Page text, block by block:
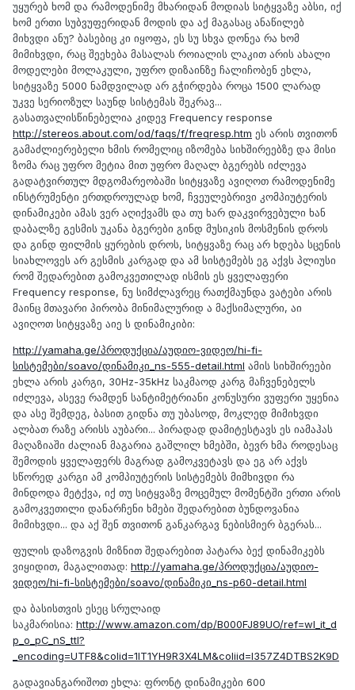
უყურებ ხომ და რამოდენიმე მხარიდან მოდიას სიტყვაზე აბსი, იქ
ხომ ერთი სუბვუფერიდან მოდის და აქ მაგასაც ანაწილებ
მიხვდი ანუ? ბასებიც კი იყოფა, ეს სუ სხვა დონეა რა ხომ
მიმიხვდი, რაც შეეხება მასალას როიალის ლაკით არის ახალი
მოდელები მოლაკული, უფრო დიზაინზე ჩალიჩობენ ეხლა,
სიტყვაზე 5000 ნამდვილად არ გჭირდება როცა 1500 ლარად
უკვე სერიოზულ საუნდ სისტემას შეკრავ...
გასათვალისწინებელია კიდევ Frequency response
http://stereos.about.com/od/faqs/f/freqresp.htm ეს არის თვითონ
გამაძლიერებელი ხმის რომელიც იზომება სიხშირეებზე და მისი
ზომა რაც უფრო მეტია მით უფრო მაღალ ბგერებს იძლევა
გადატვირთულ მდგომარეობაში სიტყვაზე ავიღოთ რამოდენიმე
ინსტრუმენტი ერთდროულად ხომ, ჩვეულებრივი კომპიუტერის
დინამიკები ამას ვერ აღიქვამს და თუ ხარ დაკვირვებული ხან
დაბალზე გესმის უკანა ბგერები გინდ მუსიკის მოსმენის დროს
და გინდ ფილმის ყურების დროს, სიტყვაზე რაც არ ხდება სცენის
სიახლოვეს არ გესმის კარგად და ამ სისტემებს ეგ აქვს პლიუსი
რომ შედარებით გამოკვეთილად ისმის ეს ყველაფერი
Frequency response, ნუ სიმძლავრეც რათქმაუნდა ვატები არის
მაინც მთავარი პირობა მინიმალურიდ ა მაქსიმალური, აი
ავიღოთ სიტყვაზე აიე ს დინამიკიბი:
http://yamaha.ge/პროდუქცია/აუდიო-ვიდეო/hi-fi-
სისტემები/soavo/დინამიკი_ns-555-detail.html ამის სიხშირეები
ეხლა არის კარგი, 30Hz-35kHz საკმაოდ კარგ მაჩვენებელს
იძლევა, ასევე რამდენ სანტიმეტრიანი კონუსური ვუფერი უყენია
და ასე შემდეგ, ბასით გიდნა თუ უბასოდ, მოკლედ მიმიხვდი
ალბათ რაზე არისს აუბარი... პირადად დამიტესტავს ეს იამაჰას
მაღაზიაში ძალიან მაგარია გაშლილ ხმებში, ბევრ ხმა როდესაც
შემოდის ყველაფერს მაგრად გამოკვეტავს და ეგ არ აქვს
სწორედ კარგი ამ კომპიუტერის სისტემებს მიმხივდი რა
მინდოდა მეტქვა, იქ თუ სიტყვაზე მოცემულ მომენტში ერთი არის
გამოკვეთილი დანარჩენი ხმები შედარებით ბუნდოვანია
მიმიხვდი... და აქ შენ თვითონ განკარგავ ნებისმიერ ბგერას...
ფულის დაზოგვის მიზნით შედარებით პატარა ბექ დინამიკებს
ვიყიდით, მაგალითად: http://yamaha.ge/პროდუქცია/აუდიო-
ვიდეო/hi-fi-სისტემები/soavo/დინამიკი_ns-p60-detail.html
და ბასისთვის ესეც სრულაიდ
საკმარისია: http://www.amazon.com/dp/B000FJ89UO/ref=wl_it_d
p_o_pC_nS_ttl?
_encoding=UTF8&colid=1IT1YH9R3X4LM&coliid=I357Z4DTBS2K9D
გადავიანგარიშოთ ეხლა: ფრონტ დინამიკები 600